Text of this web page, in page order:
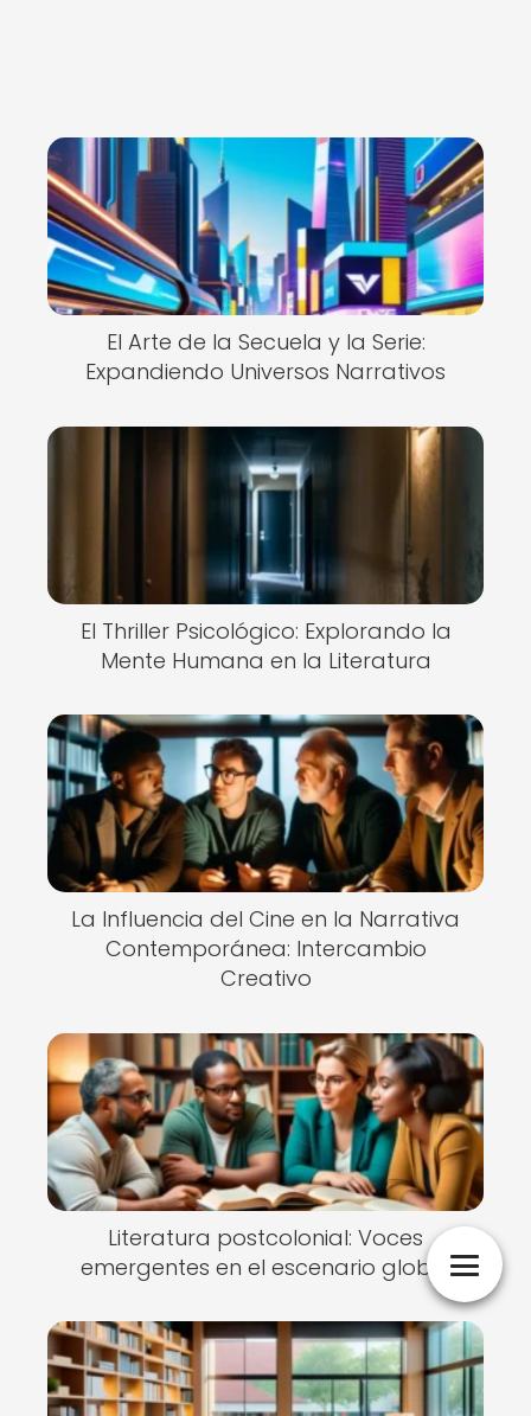
El Arte de la Secuela y la Serie:
Expandiendo Universos Narrativos
El Thriller Psicológico: Explorando la
Mente Humana en la Literatura
La Influencia del Cine en la Narrativa
Contemporánea: Intercambio
Creativo
Literatura postcolonial: Voces
emergentes en el escenario global